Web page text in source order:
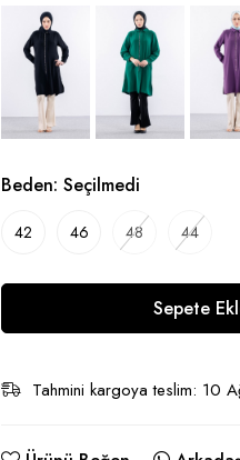
Beden: Seçilmedi
42 46 48 44
Sepete
Tahmini kargoya teslim: 10